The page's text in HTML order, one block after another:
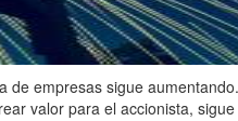
empresas sigue
valor para el accionista,